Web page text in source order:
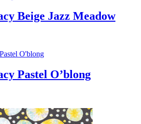
72
000 Ft
Beige Jazz Meadow
Pastel O’blong